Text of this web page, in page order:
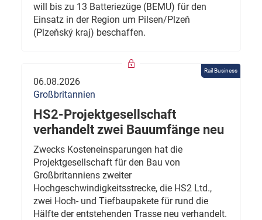
will bis zu 13 Batteriezüge (BEMU) für den
Einsatz in der Region um Pilsen/Plzeň
(Plzeňský kraj) beschaffen.
Rail Business
06.08.2026
Großbritannien
HS2-Projektgesellschaft
verhandelt zwei Bauumfänge neu
Zwecks Kosteneinsparungen hat die
Projektgesellschaft für den Bau von
Großbritanniens zweiter
Hochgeschwindigkeitsstrecke, die HS2 Ltd.,
zwei Hoch- und Tiefbaupakete für rund die
Hälfte der entstehenden Trasse neu verhandelt.